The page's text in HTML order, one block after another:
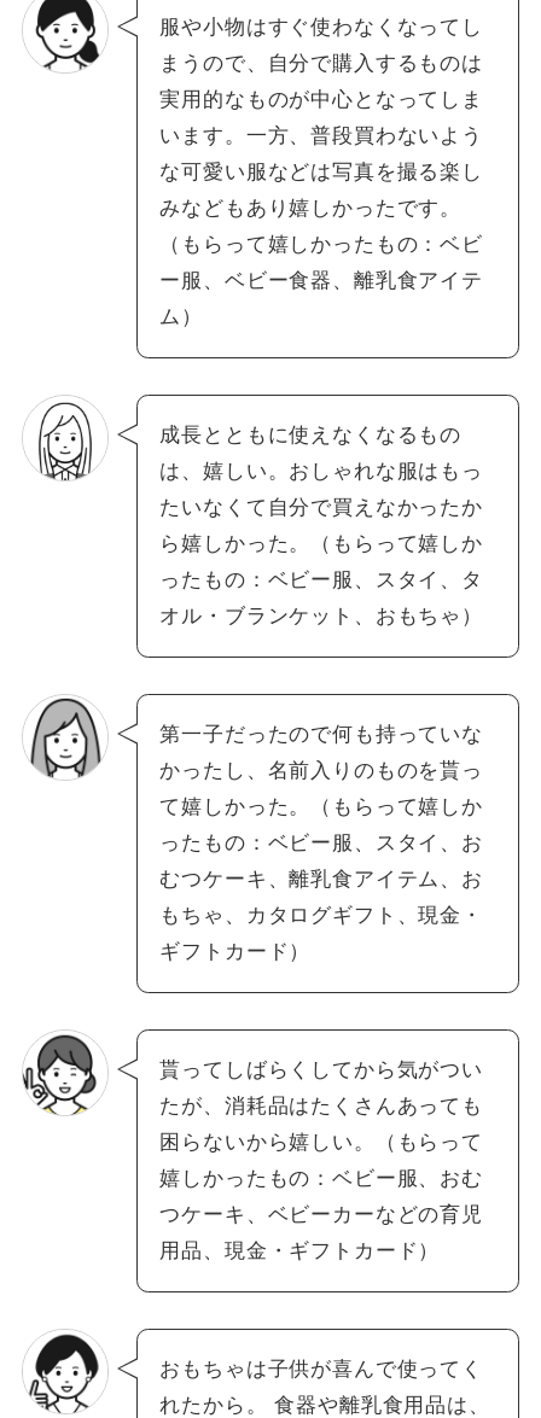
服や小物はすぐ使わなくなってし
まうので、自分で購入するものは
実用的なものが中心となってしま
います。一方、普段買わないよう
な可愛い服などは写真を撮る楽し
みなどもあり嬉しかったです。
（もらって嬉しかったもの：ベビ
ー服、ベビー食器、離乳食アイテ
ム）
成長とともに使えなくなるもの
は、嬉しい。おしゃれな服はもっ
たいなくて自分で買えなかったか
ら嬉しかった。（もらって嬉しか
ったもの：ベビー服、スタイ、タ
オル・ブランケット、おもちゃ）
第一子だったので何も持っていな
かったし、名前入りのものを貰っ
て嬉しかった。（もらって嬉しか
ったもの：ベビー服、スタイ、お
むつケーキ、離乳食アイテム、お
もちゃ、カタログギフト、現金・
ギフトカード）
貰ってしばらくしてから気がつい
たが、消耗品はたくさんあっても
困らないから嬉しい。（もらって
嬉しかったもの：ベビー服、おむ
つケーキ、ベビーカーなどの育児
用品、現金・ギフトカード）
おもちゃは子供が喜んで使ってく
れたから。 食器や離乳食用品は、